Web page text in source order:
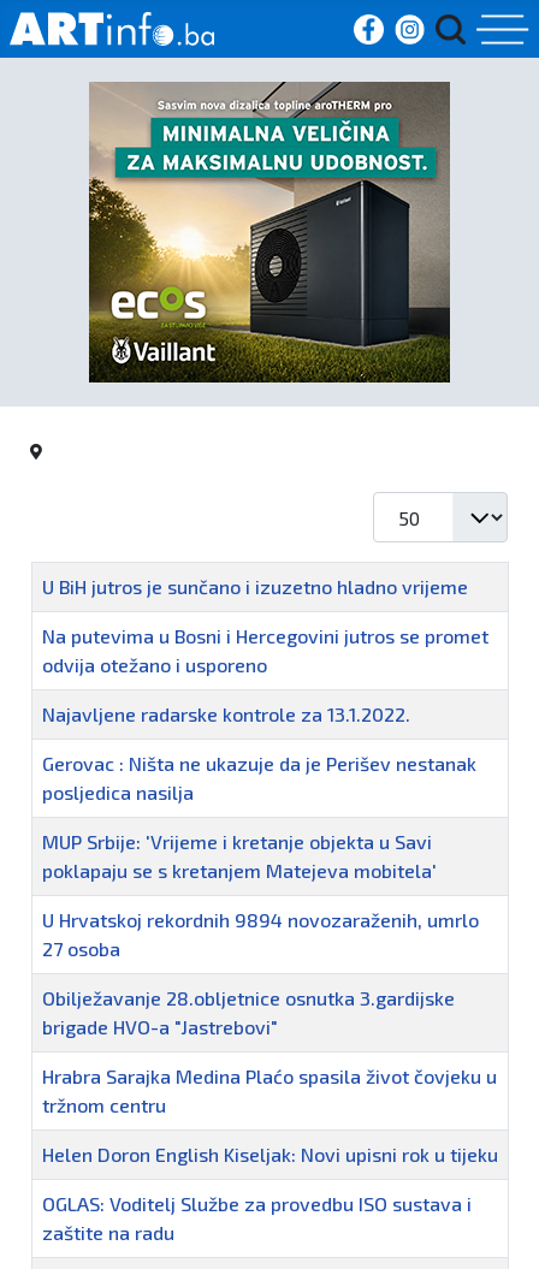
Početna
Vijesti
Sport
Kultura
Crna
kronika
Politika
Naziv
U BiH jutros je sunčano i izuzetno hladno vrijeme
Na putevima u Bosni i Hercegovini jutros se promet
odvija otežano i usporeno
Najavljene radarske kontrole za 13.1.2022.
Gerovac : Ništa ne ukazuje da je Perišev nestanak
posljedica nasilja
MUP Srbije: 'Vrijeme i kretanje objekta u Savi
poklapaju se s kretanjem Matejeva mobitela'
U Hrvatskoj rekordnih 9894 novozaraženih, umrlo
27 osoba
Obilježavanje 28.obljetnice osnutka 3.gardijske
brigade HVO-a "Jastrebovi"
Hrabra Sarajka Medina Plaćo spasila život čovjeku u
tržnom centru
Helen Doron English Kiseljak: Novi upisni rok u tijeku
OGLAS: Voditelj Službe za provedbu ISO sustava i
zaštite na radu